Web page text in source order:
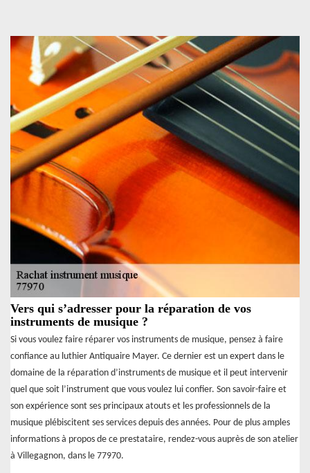
Vers qui s’adresser pour la réparation de vos
instruments de musique ?
Si vous voulez faire réparer vos instruments de musique, pensez à faire
confiance au luthier Antiquaire Mayer. Ce dernier est un expert dans le
domaine de la réparation d’instruments de musique et il peut intervenir
quel que soit l’instrument que vous voulez lui confier. Son savoir-faire et
son expérience sont ses principaux atouts et les professionnels de la
musique plébiscitent ses services depuis des années. Pour de plus amples
informations à propos de ce prestataire, rendez-vous auprès de son atelier
à Villegagnon, dans le 77970.